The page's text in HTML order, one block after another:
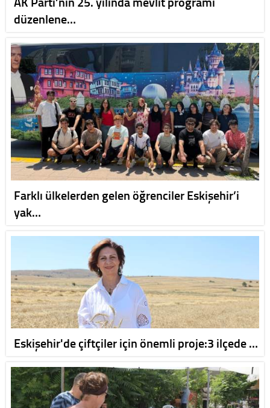
düzenlene…
Farklı ülkelerden gelen öğrenciler Eskişehir’i
yak…
Eskişehir'de çiftçiler için önemli proje:3 ilçede …